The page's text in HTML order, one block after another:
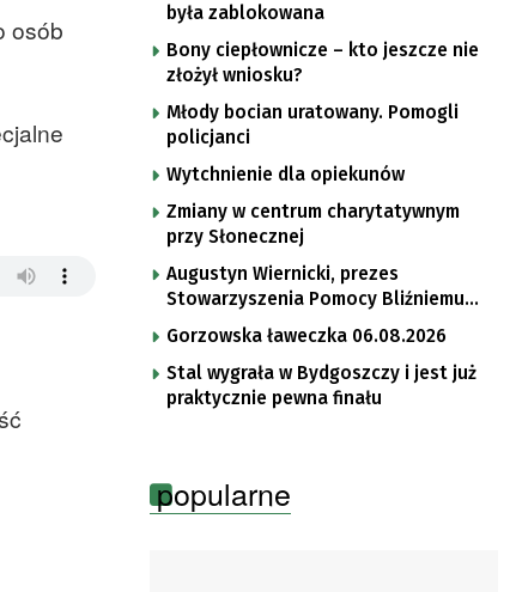
osób
była zablokowana
Bony ciepłownicze – kto jeszcze nie
złożył wniosku?
Młody bocian uratowany. Pomogli
policjanci
Wytchnienie dla opiekunów
Zmiany w centrum charytatywnym
przy Słonecznej
Augustyn Wiernicki, prezes
Stowarzyszenia Pomocy Bliźniemu
im. Brata Krystyna
Gorzowska ławeczka 06.08.2026
Stal wygrała w Bydgoszczy i jest już
praktycznie pewna finału
popularne